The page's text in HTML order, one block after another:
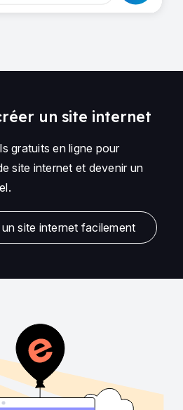
un site internet
gratuits en ligne pour
site internet et devenir un
site internet facilement